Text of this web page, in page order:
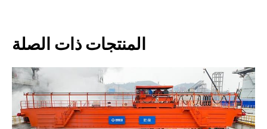
المنتجات ذات الصلة